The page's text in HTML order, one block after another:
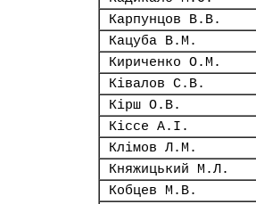
Карпунцов В.В.
Кацуба В.М.
Кириченко О.М.
Ківалов С.В.
Кірш О.В.
Кіссе А.І.
Клімов Л.М.
Княжицький М.Л.
Кобцев М.В.